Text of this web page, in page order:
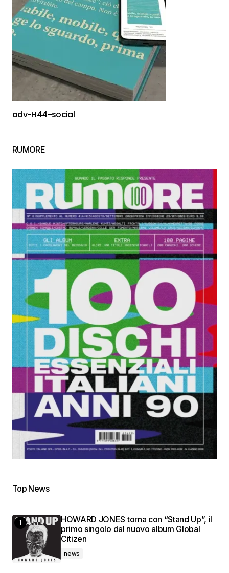
adv-H44-social
RUMORE
Top News
HOWARD JONES torna con “Stand Up”, il
primo singolo dal nuovo album Global
Citizen
news